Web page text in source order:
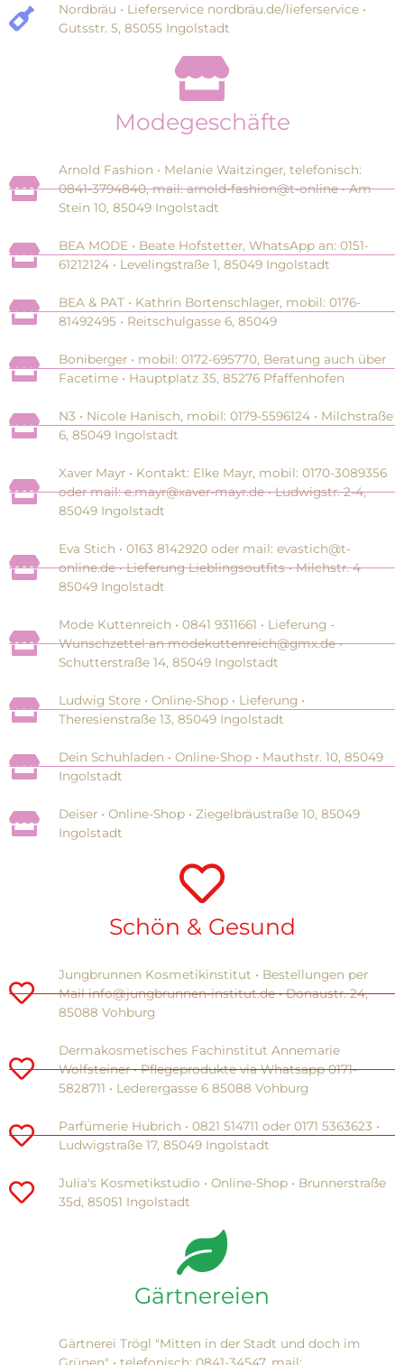
Nordbräu • Lieferservice nordbräu.de/lieferservice •
Gutsstr. 5, 85055 Ingolstadt
Modegeschäfte
Arnold Fashion • Melanie Waitzinger, telefonisch:
0841-3794840, mail: arnold-fashion@t-online • Am
Stein 10, 85049 Ingolstadt
BEA MODE • Beate Hofstetter, WhatsApp an: 0151-
61212124 • Levelingstraße 1, 85049 Ingolstadt
BEA & PAT • Kathrin Bortenschlager, mobil: 0176-
81492495 • Reitschulgasse 6, 85049
Boniberger • mobil: 0172-695770, Beratung auch über
Facetime • Hauptplatz 35, 85276 Pfaffenhofen
N3 • Nicole Hanisch, mobil: 0179-5596124 • Milchstraße
6, 85049 Ingolstadt
Xaver Mayr • Kontakt: Elke Mayr, mobil: 0170-3089356
oder mail: e.mayr@xaver-mayr.de • Ludwigstr. 2-4,
85049 Ingolstadt
Eva Stich • 0163 8142920 oder mail: evastich@t-
online.de • Lieferung Lieblingsoutfits • Milchstr. 4
85049 Ingolstadt
Mode Kuttenreich • 0841 9311661 • Lieferung -
Wunschzettel an modekuttenreich@gmx.de •
Schutterstraße 14, 85049 Ingolstadt
Ludwig Store • Online-Shop • Lieferung •
Theresienstraße 13, 85049 Ingolstadt
Dein Schuhladen • Online-Shop • Mauthstr. 10, 85049
Ingolstadt
Deiser • Online-Shop • Ziegelbräustraße 10, 85049
Ingolstadt
Schön & Gesund
Jungbrunnen Kosmetikinstitut • Bestellungen per
Mail info@jungbrunnen-institut.de • Donaustr. 24,
85088 Vohburg
Dermakosmetisches Fachinstitut Annemarie
Wolfsteiner • Pflegeprodukte via Whatsapp 0171-
5828711 • Lederergasse 6 85088 Vohburg
Parfümerie Hubrich • 0821 514711 oder 0171 5363623 •
Ludwigstraße 17, 85049 Ingolstadt
Julia's Kosmetikstudio • Online-Shop • Brunnerstraße
35d, 85051 Ingolstadt
Gärtnereien
Gärtnerei Trögl "Mitten in der Stadt und doch im
Grünen" • telefonisch: 0841-34547, mail: